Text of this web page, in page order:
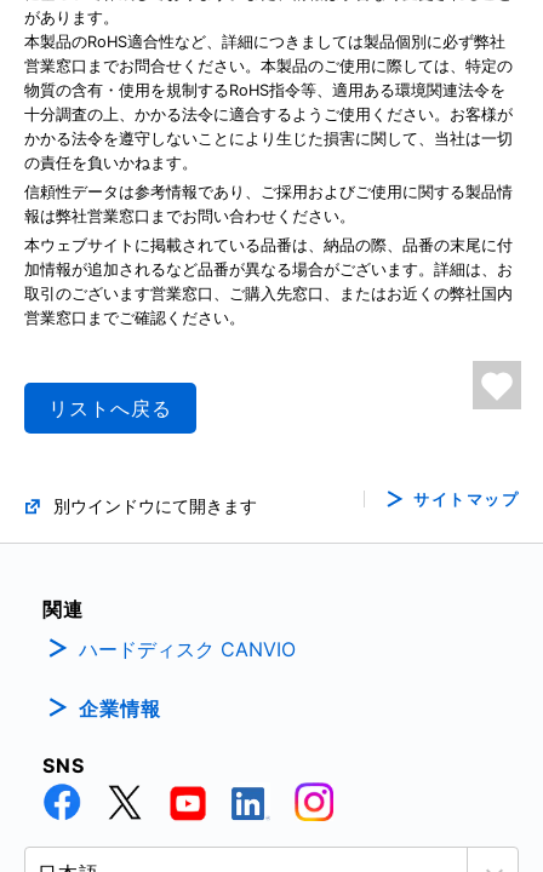
があります。
本製品のRoHS適合性など、詳細につきましては製品個別に必ず弊社
営業窓口までお問合せください。本製品のご使用に際しては、特定の
物質の含有・使用を規制するRoHS指令等、適用ある環境関連法令を
十分調査の上、かかる法令に適合するようご使用ください。お客様が
かかる法令を遵守しないことにより生じた損害に関して、当社は一切
の責任を負いかねます。
信頼性データは参考情報であり、ご採用およびご使用に関する製品情
報は弊社営業窓口までお問い合わせください。
本ウェブサイトに掲載されている品番は、納品の際、品番の末尾に付
加情報が追加されるなど品番が異なる場合がございます。詳細は、お
取引のございます営業窓口、ご購入先窓口、またはお近くの弊社国内
営業窓口までご確認ください。
リストへ戻る
別ウインドウにて開きます サイトマップ
関連
ハードディスク CANVIO
企業情報
SNS